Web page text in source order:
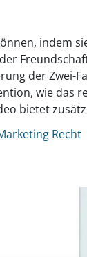
indem
der Zwei-
wie das
bietet
Recht